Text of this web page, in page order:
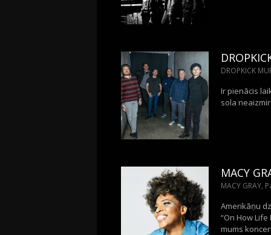
DROPKICK
Ir pienācis
sola
MACY
MACY GRAY,
Amerikāņu
“On How
mums